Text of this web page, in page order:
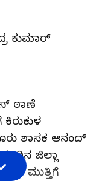
ಕುಮಾರ್
ಠಾಣೆ
ಶಾಸಕ ಆನಂದ್‌
ಜಿಲ್ಲಾ
ಮುತ್ತಿಗೆ